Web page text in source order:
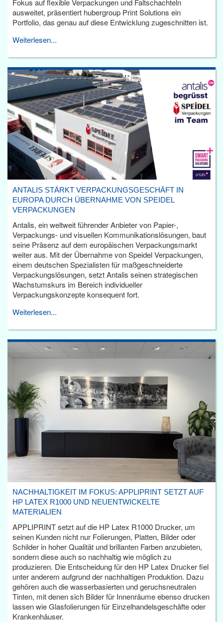
ausweitet, präsentiert hubergroup Print Solutions ein
Portfolio, das genau auf diese Entwicklung zugeschnitten ist.
Weiterlesen...
ANTALIS STÄRKT VERPACKUNGSGESCHÄFT IN
EUROPA DURCH ÜBERNAHME VON SPEIDEL
VERPACKUNGEN
Antalis, ein weltweit führender Anbieter von Papier-,
Verpackungs- und visuellen Kommunikationslösungen, baut
seine Präsenz auf dem europäischen Verpackungsmarkt
weiter aus. Mit der Übernahme von Speidel Verpackungen,
einem deutschen Spezialisten für maßgeschneiderte
Verpackungslösungen, setzt Antalis seinen strategischen
Wachstumskurs im Bereich individueller
Verpackungskonzepte konsequent fort.
Weiterlesen...
NACHHALTIGKEIT IM FOKUS: APPLIPRINT SETZT AUF
HP LATEX R1000 UND NEUENTWICKELTE
MATERIALIEN
APPLIPRINT setzt auf die HP Latex R1000 Drucker, um
seinen Kunden nicht nur Folierungen, Platten, Bilder oder
Schilder in hoher Qualität und brillanten Farben anzubieten,
sondern diese auch so nachhaltig wie möglich zu
produzieren. Die Entscheidung für den HP Latex Drucker fiel
unter anderem aufgrund der nachhaltigen Produktion. Dazu
gehören auch die wasserbasierten und geruchsneutralen
Tinten, mit denen sich Bilder für Innenräume ebenso drucken
lassen wie Glasfolierungen für Einzelhandelsgeschäfte oder
Krankenhäuser.